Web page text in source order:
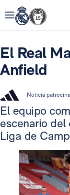
El Real
Anfield
Noticia
El equipo
escenario del
Liga de